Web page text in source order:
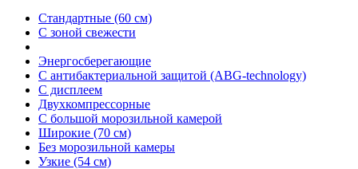
Стандартные (60 см)
С зоной свежести
Энергосберегающие
С антибактериальной защитой (ABG-technology)
С дисплеем
Двухкомпрессорные
С большой морозильной камерой
Широкие (70 см)
Без морозильной камеры
Узкие (54 см)